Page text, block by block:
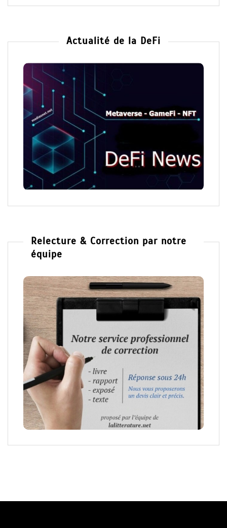
Actualité de la DeFi
Relecture & Correction par notre
équipe